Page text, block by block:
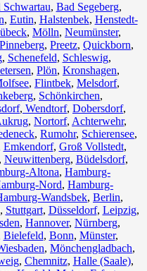
Schwartau, Bad Segeberg,
, Eutin, Halstenbek, Henstedt-
, Mölln, Neumünster,
Pinneberg, Preetz, Quickborn,
, Schenefeld, Schleswig,
, Plön, Kronshagen,
, Flintbek, Melsdorf,
, Schönkirchen,
, Wendtorf, Dobersdorf,
, Nortorf, Achterwehr,
, Rumohr, Schierensee,
Emkendorf, Groß Vollstedt,
Neuwittenberg, Büdelsdorf,
Altona, Hamburg-
Nord, Hamburg-
Wandsbek, Berlin,
, Stuttgart, Düsseldorf, Leipzig,
, Hannover, Nürnberg,
Bielefeld, Bonn, Münster,
, Mönchengladbach,
, Chemnitz⁠, Halle (Saale),